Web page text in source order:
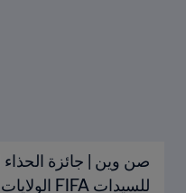
صن وين | جائزة الحذاء
للسيدات FIFA الولايات المتحدة الأمريكية ١٩٩٩